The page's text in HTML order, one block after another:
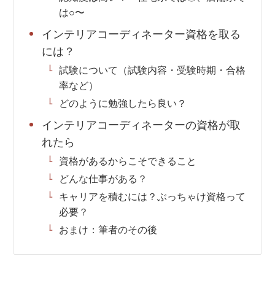
は○〜
インテリアコーディネーター資格を取る
には？
試験について（試験内容・受験時期・合格
率など）
どのように勉強したら良い？
インテリアコーディネーターの資格が取
れたら
資格があるからこそできること
どんな仕事がある？
キャリアを積むには？ぶっちゃけ資格って
必要？
おまけ：筆者のその後